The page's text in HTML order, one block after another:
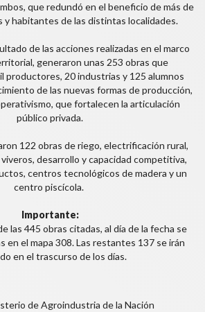
que redundó en el beneficio de más de
y habitantes de las distintas localidades.
de las acciones realizadas en el marco
generaron unas 253 obras que
productores, 20 industrias y 125 alumnos
de las nuevas formas de producción,
que fortalecen la articulación
público privada.
122 obras de riego, electrificación rural,
desarrollo y capacidad competitiva,
centros tecnológicos de madera y un
centro piscícola.
Importante:
las 445 obras citadas, al día de la fecha se
en el mapa 308. Las restantes 137 se irán
en el trascurso de los días.
de Agroindustria de la Nación